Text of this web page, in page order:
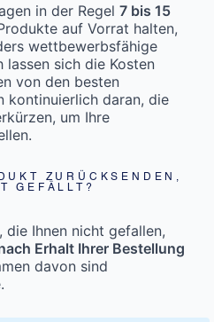
in der Regel 7 bis 15
auf Vorrat halten,
wettbewerbsfähige
lassen sich die Kosten
von den besten
kontinuierlich daran, die
um Ihre
ZURÜCKSENDEN,
GEFÄLLT?
die Ihnen nicht gefallen,
Erhalt Ihrer Bestellung
davon sind